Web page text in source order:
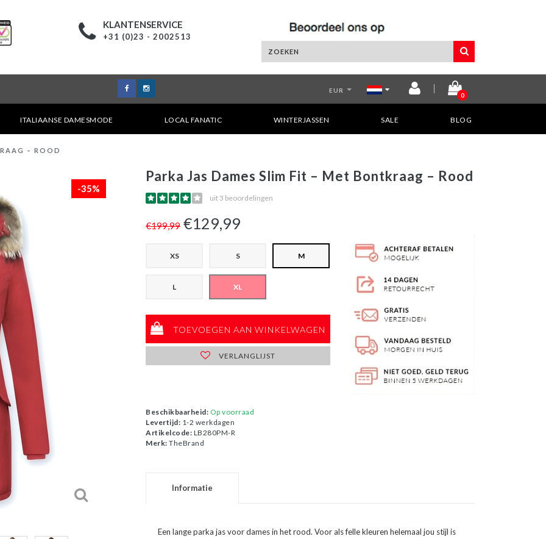
KLANTENSERVICE
+31 (0)23 - 2002513
EUR
0
ITALIAANSE DAMESMODE LOCAL FANATIC WINTERJASSEN SALE BLOG
– ROOD
-35%
Parka Jas Dames Slim Fit – Met Bontkraag – Rood
uit 3 beoordelingen
€199,99 €129,99
XS S M
L XL
TOEVOEGEN AAN WINKELWAGEN
VERLANGLIJST
Beschikbaarheid: Op voorraad
Levertijd: 1-2 werkdagen
Artikelcode: LB280PM-R
Merk: TheBrand
Informatie
Een lange parka jas voor dames in het rood. Voor als felle kleuren helemaal jou stijl is